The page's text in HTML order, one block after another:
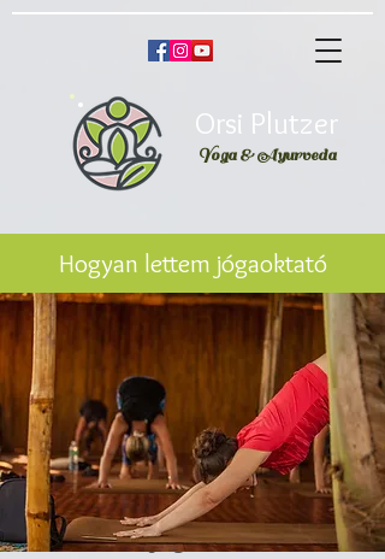
Orsi Plutzer
Yoga & Ayurveda
A jóga és én
Hogyan lettem jógaoktató